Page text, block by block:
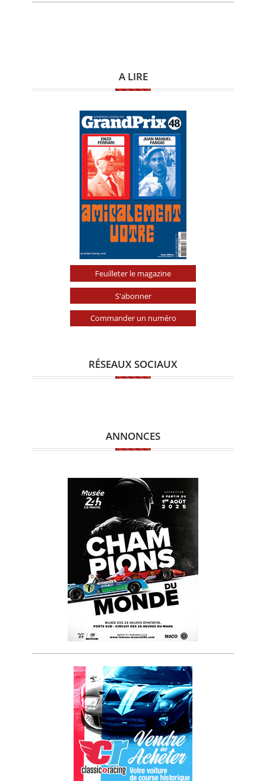
A LIRE
Feuilleter le magazine
S'abonner
Commander un numéro
RÉSEAUX SOCIAUX
ANNONCES